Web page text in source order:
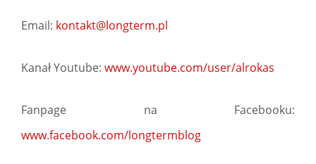
Email: kontakt@longterm.pl
Kanał Youtube: www.youtube.com/user/alrokas
Fanpage na Facebooku:
www.facebook.com/longtermblog